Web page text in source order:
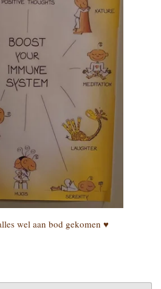
wel aan bod gekomen ♥